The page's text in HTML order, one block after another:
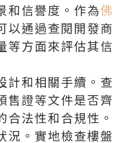
和信譽度。作為佛
以通過查閱開發商
等方面來評估其信
計和相關手續。查
售證等文件是否齊
合法性和合規性。
況。實地檢查樓盤